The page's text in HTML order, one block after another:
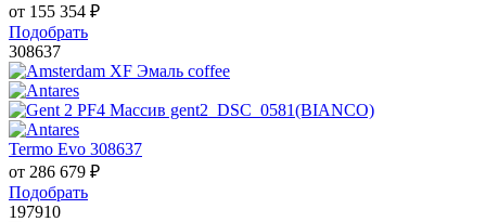
от 155 354 ₽
Подобрать
308637
Termo Evo 308637
от 286 679 ₽
Подобрать
197910